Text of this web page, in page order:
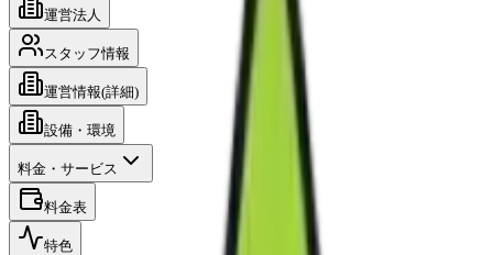
運営法人
スタッフ情報
運営情報(詳細)
設備・環境
料金・サービス
料金表
特色